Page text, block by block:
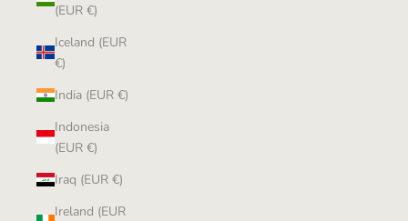
(EUR €)
Iceland (EUR
€)
India (EUR €)
Indonesia
(EUR €)
Iraq (EUR €)
Ireland (EUR